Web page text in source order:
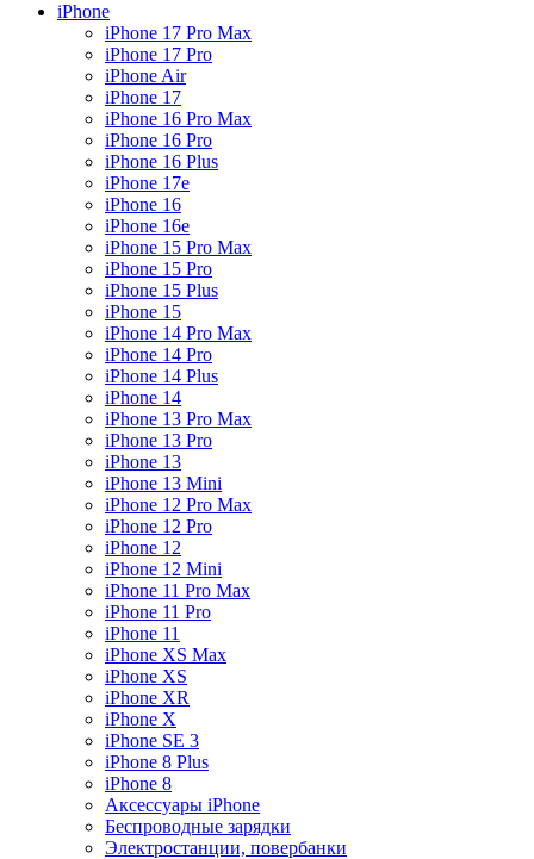
iPhone
iPhone 17 Pro Max
iPhone 17 Pro
iPhone Air
iPhone 17
iPhone 16 Pro Max
iPhone 16 Pro
iPhone 16 Plus
iPhone 17e
iPhone 16
iPhone 16e
iPhone 15 Pro Max
iPhone 15 Pro
iPhone 15 Plus
iPhone 15
iPhone 14 Pro Max
iPhone 14 Pro
iPhone 14 Plus
iPhone 14
iPhone 13 Pro Max
iPhone 13 Pro
iPhone 13
iPhone 13 Mini
iPhone 12 Pro Max
iPhone 12 Pro
iPhone 12
iPhone 12 Mini
iPhone 11 Pro Max
iPhone 11 Pro
iPhone 11
iPhone XS Max
iPhone XS
iPhone XR
iPhone X
iPhone SE 3
iPhone 8 Plus
iPhone 8
Аксессуары iPhone
Беспроводные зарядки
Электростанции, повербанки